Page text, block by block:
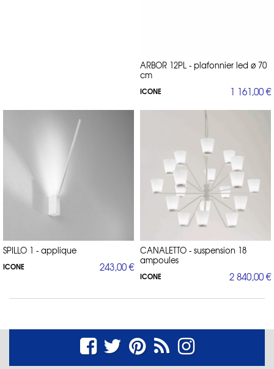
ARBOR 12PL - plafonnier led ø 70
cm
ICONE 1 161,00 €
SPILLO 1 - applique
ICONE 243,00 €
CANALETTO - suspension 18
ampoules
ICONE 2 840,00 €